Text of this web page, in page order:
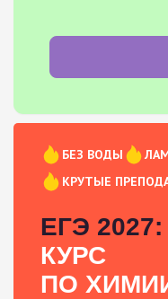
БЕЗ ВОДЫ
КРУТЫЕ
ЕГЭ 2027:
КУРС
ПО